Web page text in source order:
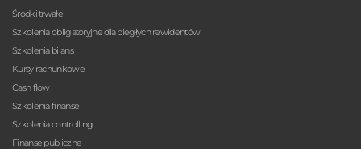
Środki trwałe
Szkolenia obligatoryjne dla biegłych rewidentów
Szkolenia bilans
Kursy rachunkowe
Cash flow
Szkolenia finanse
Szkolenia controlling
Finanse publiczne